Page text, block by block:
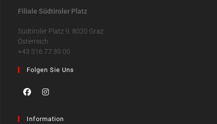
Filiale Südtiroler Platz
Südtiroler Platz 9, 8020 Graz
Österreich
+43 316 77 39 00
Folgen Sie Uns
Information